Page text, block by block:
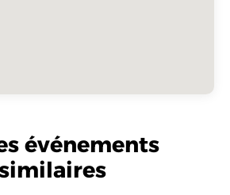
événements